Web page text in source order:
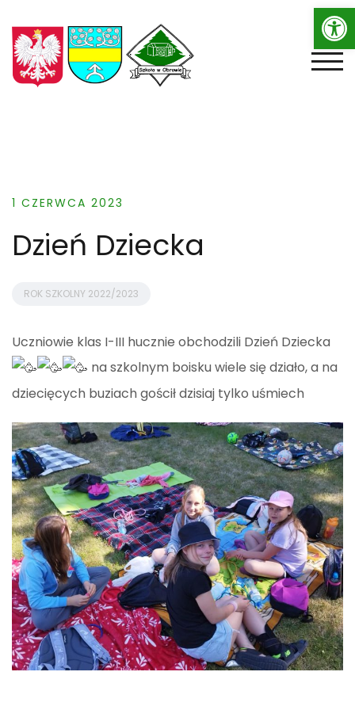
to
content
1 CZERWCA 2023
Dzień Dziecka
ROK SZKOLNY 2022/2023
Uczniowie klas I-III hucznie obchodzili Dzień Dziecka
na szkolnym boisku wiele się działo, a na
dziecięcych buziach gościł dzisiaj tylko uśmiech